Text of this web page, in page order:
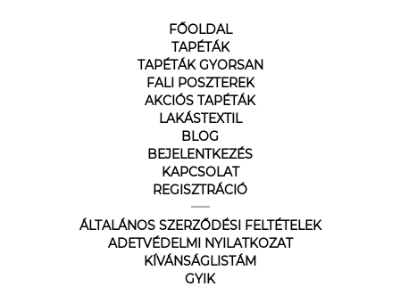
FŐOLDAL
TAPÉTÁK
TAPÉTÁK GYORSAN
FALI POSZTEREK
AKCIÓS TAPÉTÁK
LAKÁSTEXTIL
BLOG
BEJELENTKEZÉS
KAPCSOLAT
REGISZTRÁCIÓ
ÁLTALÁNOS SZERZŐDÉSI FELTÉTELEK
ADETVÉDELMI NYILATKOZAT
KÍVÁNSÁGLISTÁM
GYIK